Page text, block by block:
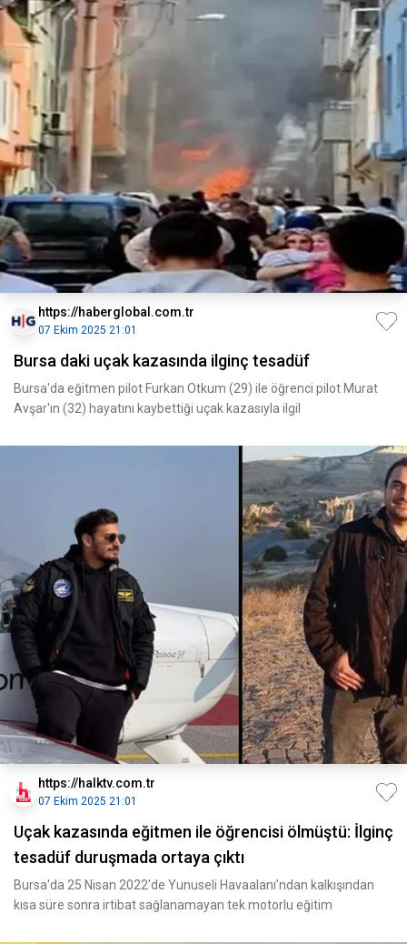
https://haberglobal.com.tr
07 Ekim 2025 21:01
Bursa daki uçak kazasında ilginç tesadüf
Bursa'da eğitmen pilot Furkan Otkum (29) ile öğrenci pilot Murat
Avşar'ın (32) hayatını kaybettiği uçak kazasıyla ilgil
https://halktv.com.tr
07 Ekim 2025 21:01
Uçak kazasında eğitmen ile öğrencisi ölmüştü: İlginç
tesadüf duruşmada ortaya çıktı
Bursa'da 25 Nisan 2022'de Yunuseli Havaalanı’ndan kalkışından
kısa süre sonra irtibat sağlanamayan tek motorlu eğitim